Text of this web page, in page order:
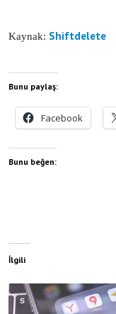
Kaynak: Shiftdelete
Bunu paylaş:
Facebook
Bunu beğen:
İlgili